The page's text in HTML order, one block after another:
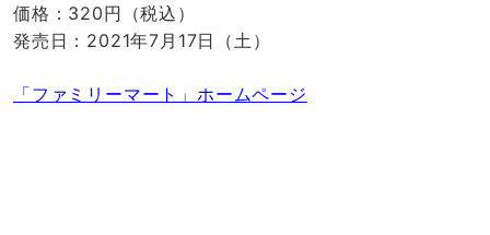
価格：320円（税込）
発売日：2021年7月17日（土）
「ファミリーマート」ホームページ